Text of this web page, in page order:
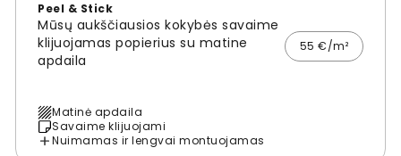
Peel & Stick
Mūsų aukščiausios kokybės savaime
klijuojamas popierius su matine
apdaila
55 €/m²
Matinė apdaila
Savaime klijuojami
Nuimamas ir lengvai montuojamas